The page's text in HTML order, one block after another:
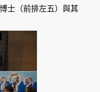
士（前排左五）與其